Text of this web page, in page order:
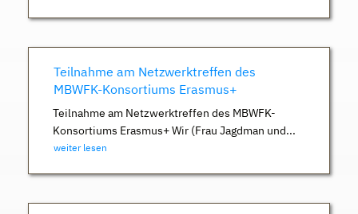
Teilnahme am Netzwerktreffen des
MBWFK-Konsortiums Erasmus+
Teilnahme am Netzwerktreffen des MBWFK-
Konsortiums Erasmus+ Wir (Frau Jagdman und...
weiter lesen